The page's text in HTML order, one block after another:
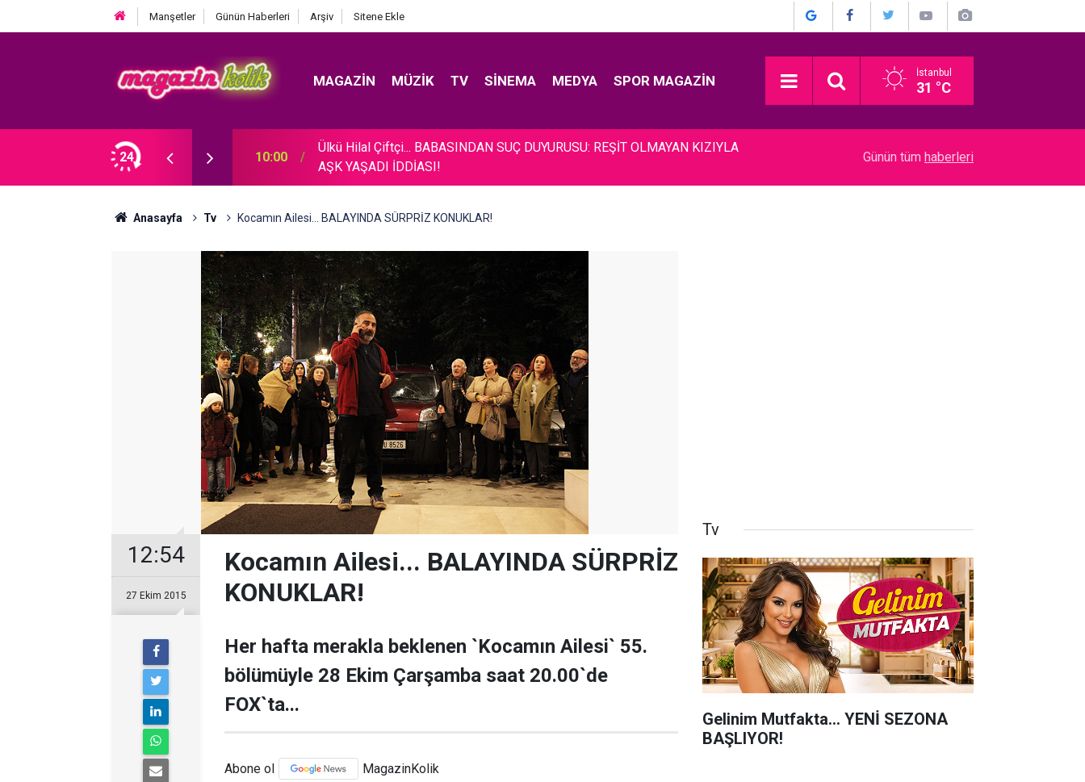
Manşetler Günün Haberleri Arşiv Sitene Ekle
MAGAZIN MÜZIK TV SINEMA MEDYA SPOR MAGAZIN İstanbul
31 °C
24
YÜREK DAĞLADI! 10:00
Ülkü Hilal Çiftçi... BABASINDAN SUÇ DUYURUSU: REŞİT OLMAYAN KIZIYLA
AŞK YAŞADI İDDİASI!
Metin Akpınar... DAVAYI KAZANDI; TAZMİNATI
Günün tüm haberleri
Anasayfa Tv Kocamın Ailesi... BALAYINDA SÜRPRİZ KONUKLAR!
12:54
27 Ekim 2015
Kocamın Ailesi... BALAYINDA SÜRPRİZ
KONUKLAR!
Her hafta merakla beklenen `Kocamın Ailesi` 55.
bölümüyle 28 Ekim Çarşamba saat 20.00`de
FOX`ta...
Abone ol MagazinKolik
Tv
Gelinim Mutfakta... YENİ SEZONA
BAŞLIYOR!